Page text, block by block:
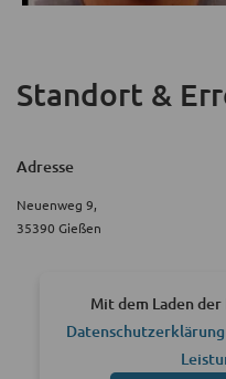
Standort &
Adresse
Neuenweg 9,
35390 Gießen
Mit dem Laden
Datenschutzerklärung